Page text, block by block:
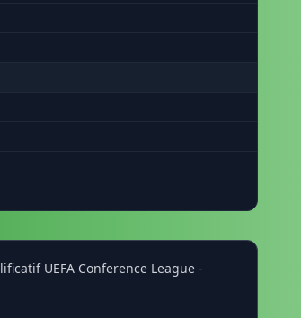
UEFA Conference League -